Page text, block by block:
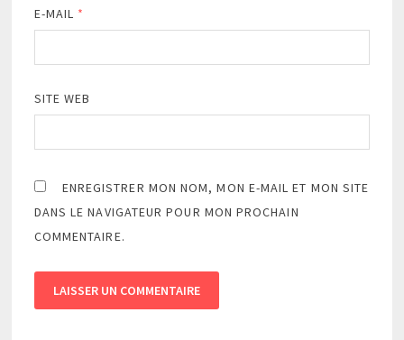
E-MAIL *
SITE WEB
ENREGISTRER MON NOM, MON E-MAIL ET MON SITE
DANS LE NAVIGATEUR POUR MON PROCHAIN
COMMENTAIRE.